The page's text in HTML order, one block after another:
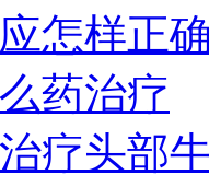
怎样正
药治疗
疗头部